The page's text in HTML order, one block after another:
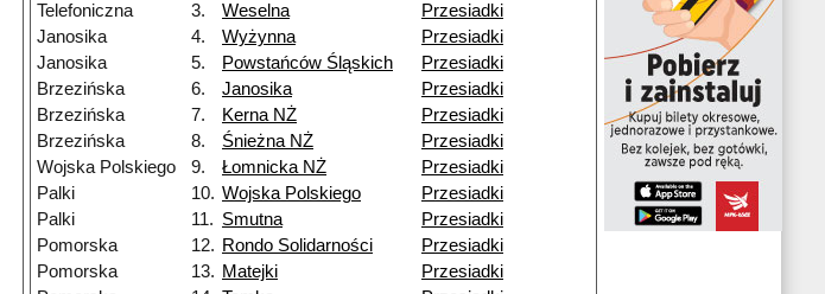
Telefoniczna
3. Weselna
Przesiadki
Janosika
4. Wyżynna
Przesiadki
Janosika
5. Powstańców Śląskich
Przesiadki
Brzezińska
6. Janosika
Przesiadki
Brzezińska
7. Kerna NŻ
Przesiadki
Brzezińska
8. Śnieżna NŻ
Przesiadki
Wojska Polskiego
9. Łomnicka NŻ
Przesiadki
Palki
10. Wojska Polskiego
Przesiadki
Palki
11. Smutna
Przesiadki
Pomorska
12. Rondo Solidarności
Przesiadki
Pomorska
13. Matejki
Przesiadki